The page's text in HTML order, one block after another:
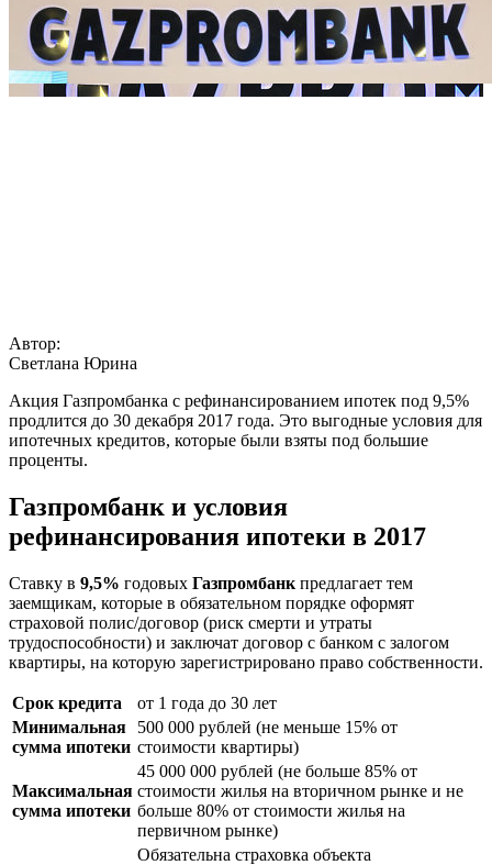
Автор:
Светлана Юрина
Акция Газпромбанка с рефинансированием ипотек под 9,5%
продлится до 30 декабря 2017 года. Это выгодные условия для
ипотечных кредитов, которые были взяты под большие
проценты.
Газпромбанк и условия
рефинансирования ипотеки в 2017
Ставку в 9,5% годовых Газпромбанк предлагает тем
заемщикам, которые в обязательном порядке оформят
страховой полис/договор (риск смерти и утраты
трудоспособности) и заключат договор с банком с залогом
квартиры, на которую зарегистрировано право собственности.
Срок кредита
от 1 года до 30 лет
Минимальная
сумма ипотеки
500 000 рублей (не меньше 15% от
стоимости квартиры)
Максимальная
сумма ипотеки
45 000 000 рублей (не больше 85% от
стоимости жилья на вторичном рынке и не
больше 80% от стоимости жилья на
первичном рынке)
Обязательна страховка объекта